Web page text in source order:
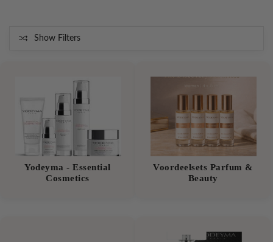
Show Filters
Yodeyma - Essential
Cosmetics
Voordeelsets Parfum &
Beauty